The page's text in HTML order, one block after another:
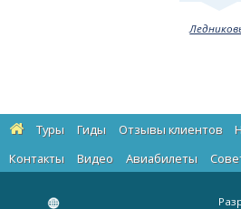
Туры Гиды Отзывы клиентов
Контакты
Видео Авиабилеты